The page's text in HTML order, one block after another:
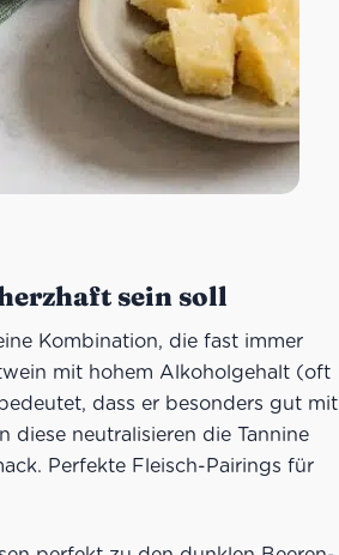
sein soll
Kombination, die fast immer
mit hohem Alkoholgehalt (oft
dass er besonders gut mit
diese neutralisieren die Tannine
Perfekte Fleisch-Pairings für